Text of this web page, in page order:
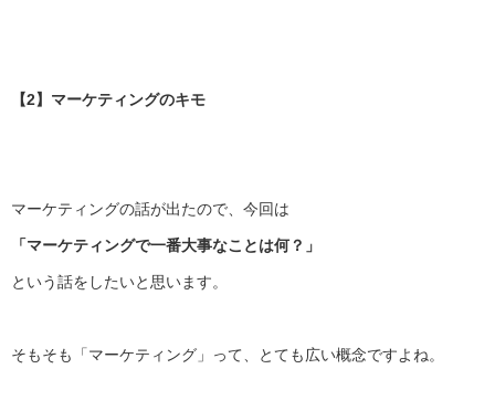
【2】マーケティングのキモ
マーケティングの話が出たので、今回は
「マーケティングで一番大事なことは何？」
という話をしたいと思います。
そもそも「マーケティング」って、とても広い概念ですよね。